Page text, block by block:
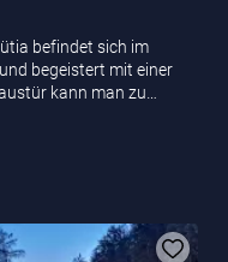
befindet sich im
und begeistert mit einer
kann man zu…